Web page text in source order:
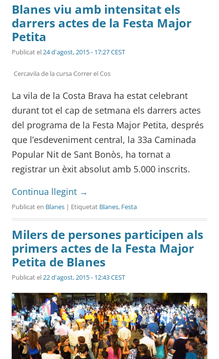
Blanes viu amb intensitat els
darrers actes de la Festa Major
Petita
Publicat el24 d'agost, 2015 - 17:27 CEST
Cercavila de la cursa Correr el Cos
La vila de la Costa Brava ha estat celebrant
durant tot el cap de setmana els darrers actes
del programa de la Festa Major Petita, després
que l’esdeveniment central, la 33a Caminada
Popular Nit de Sant Bonòs, ha tornat a
registrar un èxit absolut amb 5.000 inscrits.
Continua llegint →
Publicat en Blanes | Etiquetat Blanes, Festa
Milers de persones participen als
primers actes de la Festa Major
Petita de Blanes
Publicat el22 d'agost, 2015 - 12:43 CEST